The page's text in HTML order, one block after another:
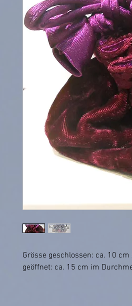
Grösse geschlossen: ca. 10 cm
geöffnet: ca. 15 cm im